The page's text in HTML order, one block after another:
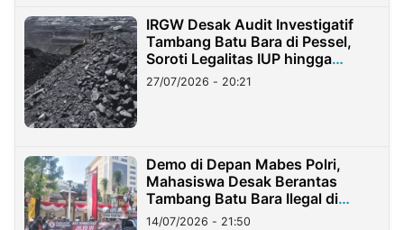
IRGW Desak Audit Investigatif
Tambang Batu Bara di Pessel,
Soroti Legalitas IUP hingga
Stockpile
27/07/2026 - 20:21
Demo di Depan Mabes Polri,
Mahasiswa Desak Berantas
Tambang Batu Bara Ilegal di
Lampung
14/07/2026 - 21:50